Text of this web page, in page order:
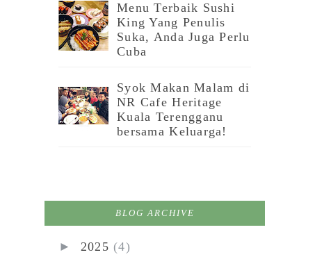
Menu Terbaik Sushi
King Yang Penulis
Suka, Anda Juga Perlu
Cuba
Syok Makan Malam di
NR Cafe Heritage
Kuala Terengganu
bersama Keluarga!
BLOG ARCHIVE
► 2025 (4)